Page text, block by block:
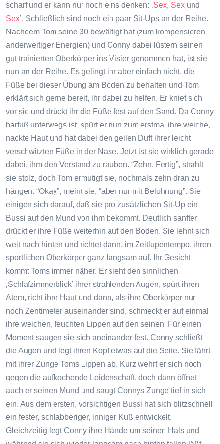
scharf und er kann nur noch eins denken: ‚Sex, Sex und
Sex’. Schließlich sind noch ein paar Sit-Ups an der Reihe.
Nachdem Tom seine 30 bewältigt hat (zum kompensieren
anderweitiger Energien) und Conny dabei lüstern seinen
gut trainierten Oberkörper ins Visier genommen hat, ist sie
nun an der Reihe. Es gelingt ihr aber einfach nicht, die
Füße bei dieser Übung am Boden zu behalten und Tom
erklärt sich gerne bereit, ihr dabei zu helfen. Er kniet sich
vor sie und drückt ihr die Füße fest auf den Sand. Da Conny
barfuß unterwegs ist, spürt er nun zum erstmal ihre weiche,
nackte Haut und hat dabei den geilen Duft ihrer leicht
verschwitzten Füße in der Nase. Jetzt ist sie wirklich gerade
dabei, ihm den Verstand zu rauben. “Zehn. Fertig”, strahlt
sie stolz, doch Tom ermutigt sie, nochmals zehn dran zu
hängen. “Okay”, meint sie, “aber nur mit Belohnung”. Sie
einigen sich darauf, daß sie pro zusätzlichen Sit-Up ein
Bussi auf den Mund von ihm bekommt. Deutlich sanfter
drückt er ihre Füße weiterhin auf den Boden. Sie lehnt sich
weit nach hinten und richtet dann, im Zeitlupentempo, ihren
sportlichen Oberkörper ganz langsam auf. Ihr Gesicht
kommt Toms immer näher. Er sieht den sinnlichen
‚Schlafzimmerblick’ ihrer strahlenden Augen, spürt ihren
Atem, richt ihre Haut und dann, als ihre Oberkörper nur
noch Zentimeter auseinander sind, schmeckt er auf einmal
ihre weichen, feuchten Lippen auf den seinen. Für einen
Moment saugen sie sich aneinander fest. Conny schließt
die Augen und legt ihren Kopf etwas auf die Seite. Sie fährt
mit ihrer Zunge Toms Lippen ab. Kurz wehrt er sich noch
gegen die aufkochende Leidenschaft, doch dann öffnet
auch er seinen Mund und saugt Connys Zunge tief in sich
ein. Aus dem ersten, vorsichtigen Bussi hat sich blitzschnell
ein fester, schlabberiger, inniger Kuß entwickelt.
Gleichzeitig legt Conny ihre Hände um seinen Hals und